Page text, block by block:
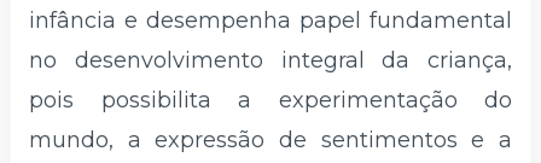
infância e desempenha papel fundamental
no desenvolvimento integral da criança,
pois possibilita a experimentação do
mundo, a expressão de sentimentos e a